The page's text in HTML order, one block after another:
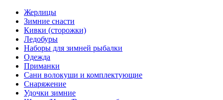
Жерлицы
Зимние снасти
Кивки (сторожки)
Ледобуры
Наборы для зимней рыбалки
Одежда
Приманки
Сани волокуши и комплектующие
Снаряжение
Удочки зимние